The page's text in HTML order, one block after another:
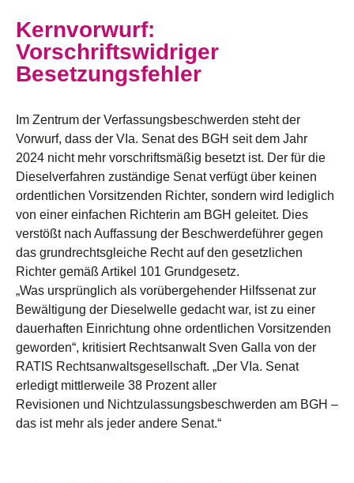
Kernvorwurf:
Vorschriftswidriger
Besetzungsfehler
Im Zentrum der Verfassungsbeschwerden steht der
Vorwurf, dass der VIa. Senat des BGH seit dem Jahr
2024 nicht mehr vorschriftsmäßig besetzt ist. Der für die
Dieselverfahren zuständige Senat verfügt über keinen
ordentlichen Vorsitzenden Richter, sondern wird lediglich
von einer einfachen Richterin am BGH geleitet. Dies
verstößt nach Auffassung der Beschwerdeführer gegen
das grundrechtsgleiche Recht auf den gesetzlichen
Richter gemäß Artikel 101 Grundgesetz.
„Was ursprünglich als vorübergehender Hilfssenat zur
Bewältigung der Dieselwelle gedacht war, ist zu einer
dauerhaften Einrichtung ohne ordentlichen Vorsitzenden
geworden“, kritisiert Rechtsanwalt Sven Galla von der
RATIS Rechtsanwaltsgesellschaft. „Der VIa. Senat
erledigt mittlerweile 38 Prozent aller
Revisionen und Nichtzulassungsbeschwerden am BGH –
das ist mehr als jeder andere Senat.“